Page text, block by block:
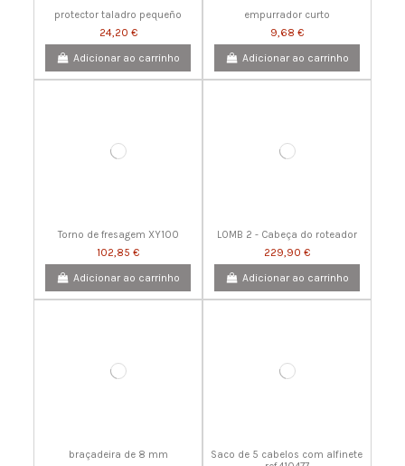
protector taladro pequeño
24,20 €
Adicionar ao carrinho
empurrador curto
9,68 €
Adicionar ao carrinho
Torno de fresagem XY100
102,85 €
Adicionar ao carrinho
LOMB 2 - Cabeça do roteador
229,90 €
Adicionar ao carrinho
braçadeira de 8 mm
Saco de 5 cabelos com alfinete